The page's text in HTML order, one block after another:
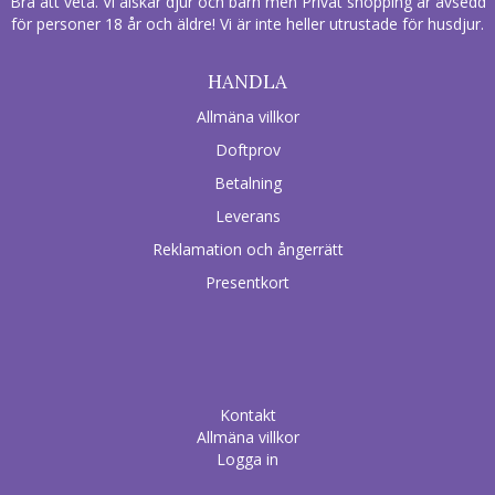
för personer 18 år och äldre! Vi är inte heller utrustade för husdjur.
HANDLA
Allmäna villkor
Doftprov
Betalning
Leverans
Reklamation och ångerrätt
Presentkort
Kontakt
Allmäna villkor
Logga in